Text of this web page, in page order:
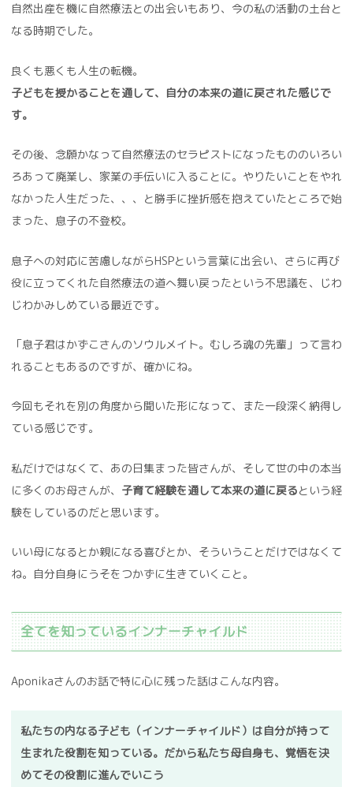
自然出産を機に自然療法との出会いもあり、今の私の活動の土台と
なる時期でした。
良くも悪くも人生の転機。
子どもを授かることを通して、自分の本来の道に戻された感じで
す。
その後、念願かなって自然療法のセラピストになったもののいろい
ろあって廃業し、家業の手伝いに入ることに。やりたいことをやれ
なかった人生だった、、、と勝手に挫折感を抱えていたところで始
まった、息子の不登校。
息子への対応に苦慮しながらHSPという言葉に出会い、さらに再び
役に立ってくれた自然療法の道へ舞い戻ったという不思議を、じわ
じわかみしめている最近です。
「息子君はかずこさんのソウルメイト。むしろ魂の先輩」って言わ
れることもあるのですが、確かにね。
今回もそれを別の角度から聞いた形になって、また一段深く納得し
ている感じです。
私だけではなくて、あの日集まった皆さんが、そして世の中の本当
に多くのお母さんが、 子育て経験を通して本来の道に戻るという経
験をしているのだと思います。
いい母になるとか親になる喜びとか、そういうことだけではなくて
ね。自分自身にうそをつかずに生きていくこと。
全てを知っているインナーチャイルド
Aponikaさんのお話で特に心に残った話はこんな内容。
私たちの内なる子ども（インナーチャイルド）は自分が持って
生まれた役割を知っている。だから私たち母自身も、覚悟を決
めてその役割に進んでいこう